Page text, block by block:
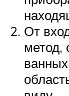
От
метод,